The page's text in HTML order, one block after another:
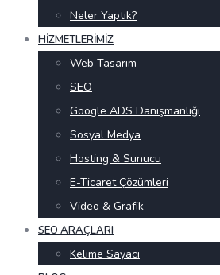
Neler Yaptık?
HIZMETLERIMIZ
Web Tasarım
SEO
Google ADS Danışmanlığı
Sosyal Medya
Hosting & Sunucu
E-Ticaret Çözümleri
Video & Grafik
SEO ARAÇLARI
Kelime Sayacı